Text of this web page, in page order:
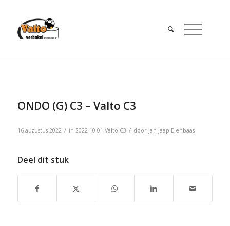
ONDO (G) C3 – Valto C3
16 augustus 2022 / in 2022-10-01 Valto C3 / door Jan Jaap Elenbaas
Deel dit stuk